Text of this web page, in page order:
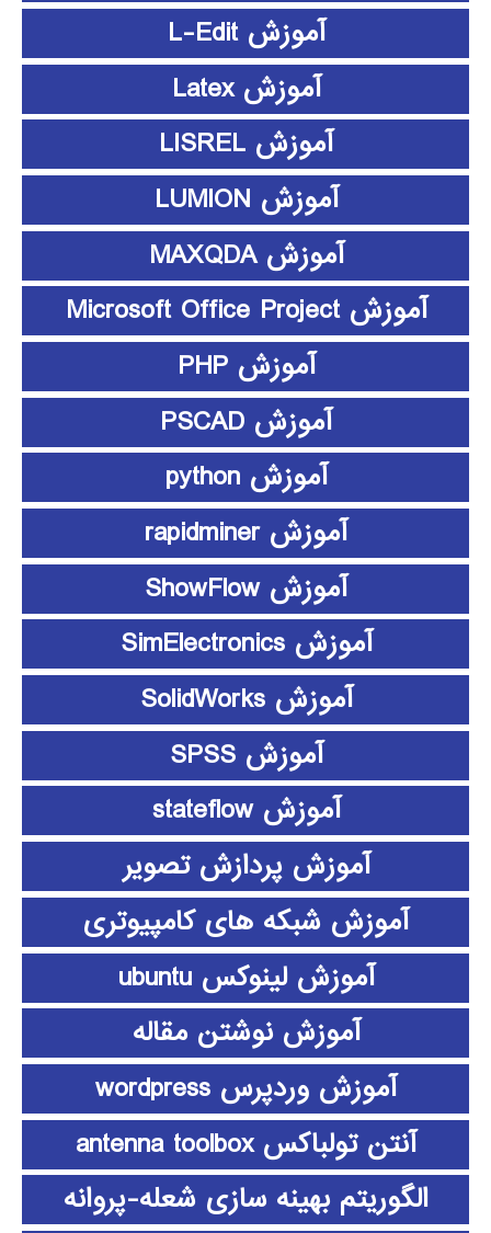
آموزش L-Edit
آموزش Latex
آموزش LISREL
آموزش LUMION
آموزش MAXQDA
آموزش Microsoft Office Project
آموزش PHP
آموزش PSCAD
آموزش python
آموزش rapidminer
آموزش ShowFlow
آموزش SimElectronics
آموزش SolidWorks
آموزش SPSS
آموزش stateflow
آموزش پردازش تصویر
آموزش شبکه های کامپیوتری
آموزش لینوکس ubuntu
آموزش نوشتن مقاله
آموزش وردپرس wordpress
آنتن تولباکس antenna toolbox
الگوریتم بهینه سازی شعله-پروانه